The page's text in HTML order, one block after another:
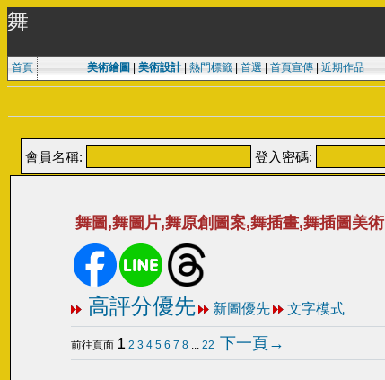
舞
首頁 美術繪圖 美術設計| 熱門標籤| 首選 首頁宣傳| 近期作品
會員名稱: 登入密碼:
舞圖,舞圖片,舞原創圖案,舞插畫,舞插圖美術
高評分優先 新圖優先 文字模式
前往頁面 1 2 3 4 5 6 7 8... 22 下一頁→